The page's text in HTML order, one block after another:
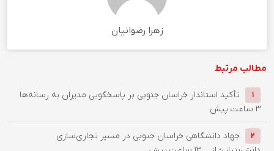
زهرا رضوانیان
مطالب مرتبط
1
تأکید استاندار خراسان جنوبی بر پاسخگویی مدیران به رسانه‌ها
3 ساعت پیش
2
جهاد دانشگاهی خراسان جنوبی در مسیر تجاری‌سازی